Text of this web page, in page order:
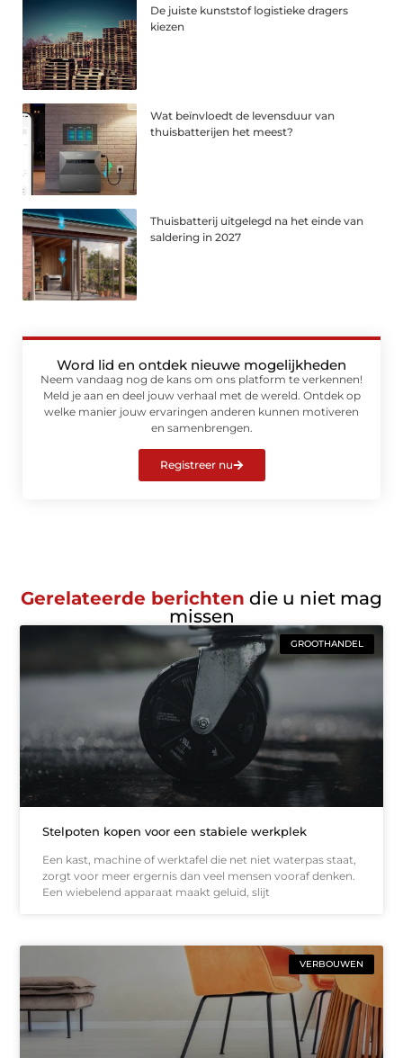
De juiste kunststof logistieke dragers
kiezen
Wat beïnvloedt de levensduur van
thuisbatterijen het meest?
Thuisbatterij uitgelegd na het einde van
saldering in 2027
Word lid en ontdek nieuwe mogelijkheden
Neem vandaag nog de kans om ons platform te verkennen!
Meld je aan en deel jouw verhaal met de wereld. Ontdek op
welke manier jouw ervaringen anderen kunnen motiveren
en samenbrengen.
Registreer nu
Gerelateerde berichten die u niet mag
missen
GROOTHANDEL
Stelpoten kopen voor een stabiele werkplek
Een kast, machine of werktafel die net niet waterpas staat,
zorgt voor meer ergernis dan veel mensen vooraf denken.
Een wiebelend apparaat maakt geluid, slijt
VERBOUWEN